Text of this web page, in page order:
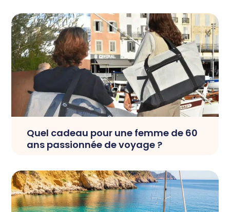
Quel cadeau pour une femme de 60
ans passionnée de voyage ?